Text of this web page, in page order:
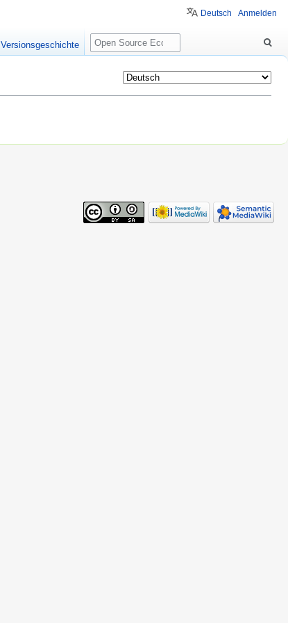
Deutsch Anmelden
Versionsgeschichte
Suche